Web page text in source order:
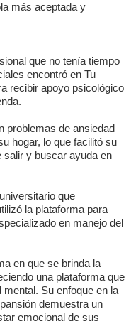
más aceptada y
que no tenía tiempo
encontró en Tu
recibir apoyo psicológico
problemas de ansiedad
hogar, lo que facilitó su
salir y buscar ayuda en
que
la plataforma para
en manejo del
en que se brinda la
una plataforma que
Su enfoque en la
demuestra un
emocional de sus